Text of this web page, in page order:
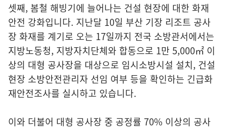
셋째, 봄철 해빙기에 늘어나는 건설 현장에 대한 화재
안전 강화입니다. 지난달 10일 부산 기장 리조트 공사
장 화재를 계기로 오는 17일까지 전국 소방관서에서는
지방노동청, 지방자치단체와 합동으로 1만 5,000㎡ 이
상의 대형 공사장을 대상으로 임시소방시설 설치, 건설
현장 소방안전관리자 선임 여부 등을 확인하는 긴급화
재안전조사를 실시하고 있습니다.
이와 더불어 대형 공사장 중 공정률 70% 이상의 공사